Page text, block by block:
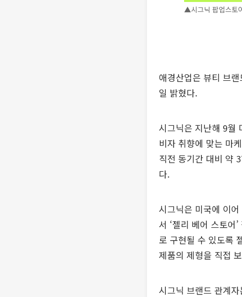
▲시그닉 팝업스토
애경산업은 뷰티 브
일 밝혔다.
시그닉은 지난해 9월
비자 취향에 맞는 마
직전 동기간 대비 약
다.
시그닉은 미국에 이
서 ‘젤리 베어 스토어
로 구현될 수 있도록
제품의 제형을 직접
시그닉 브랜드 관계